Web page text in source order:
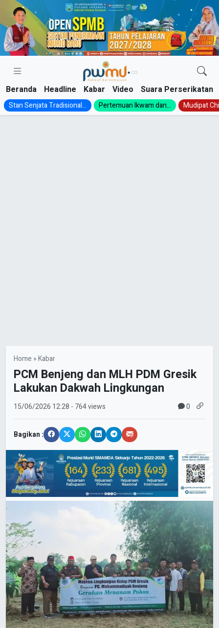
Skip
content
Beranda Headline Kabar Video Suara Perserikatan
Stan Senjata Tradisional... Pertemuan Ikwam dan... Mudipat
Home »Kabar
PCM Benjeng dan MLH PDM Gresik
Lakukan Dakwah Lingkungan
15/06/2026 12:28 - 764 views 0
Bagikan :